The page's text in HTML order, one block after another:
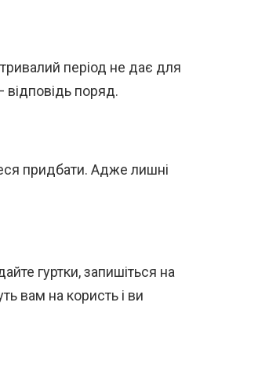
період не дає для
поряд.
придбати. Адже лишні
гуртки, запишіться на
вам на користь і ви